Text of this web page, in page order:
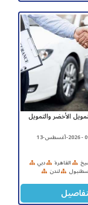
الأخضر والتمويل
القاهرة دبي
لندن